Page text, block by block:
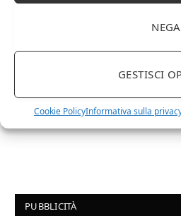
NEGA
GESTISCI
Cookie PolicyInformativa sulla
Le Casematte – Faro (box 6
PUBBLICITÀ